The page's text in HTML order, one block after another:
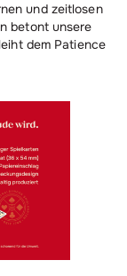
und zeitlosen
betont unsere
dem Patience